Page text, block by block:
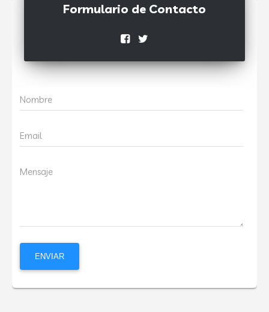
Formulario de Contacto
Nombre
Email
Mensaje